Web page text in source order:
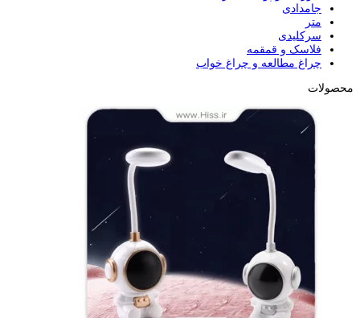
جامدادی
متر
سرکلیدی
فلاسک و قمقمه
چراغ مطالعه و چراغ خواب
محصولات